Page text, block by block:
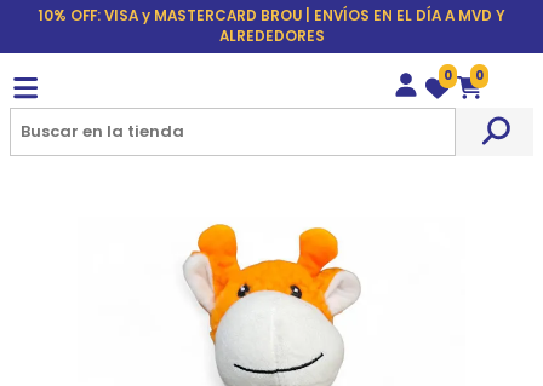
10% OFF: VISA y MASTERCARD BROU | ENVÍOS EN EL DÍA A MVD Y
ALREDEDORES
Wishlist
0
Carrito
0